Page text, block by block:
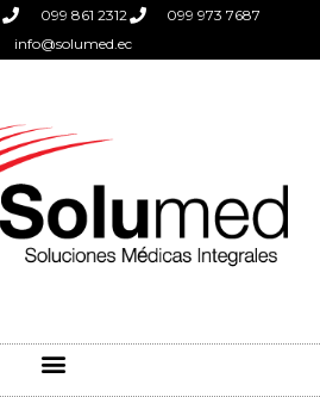
099 861 2312
099 973 7687
info@solumed.ec